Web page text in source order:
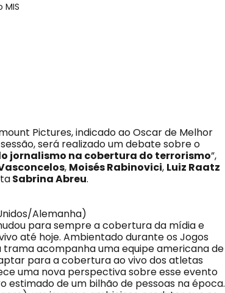
Pictures, indicado ao Oscar de Melhor
será realizado um debate sobre o
jornalismo na cobertura do terrorismo”,
, Moisés Rabinovici, Luiz Raatz
Sabrina Abreu.
Alemanha)
para sempre a cobertura da mídia e
até hoje. Ambientado durante os Jogos
trama acompanha uma equipe americana de
para a cobertura ao vivo dos atletas
uma nova perspectiva sobre esse evento
de um bilhão de pessoas na época.